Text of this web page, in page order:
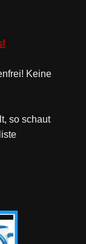
Keine
so schaut